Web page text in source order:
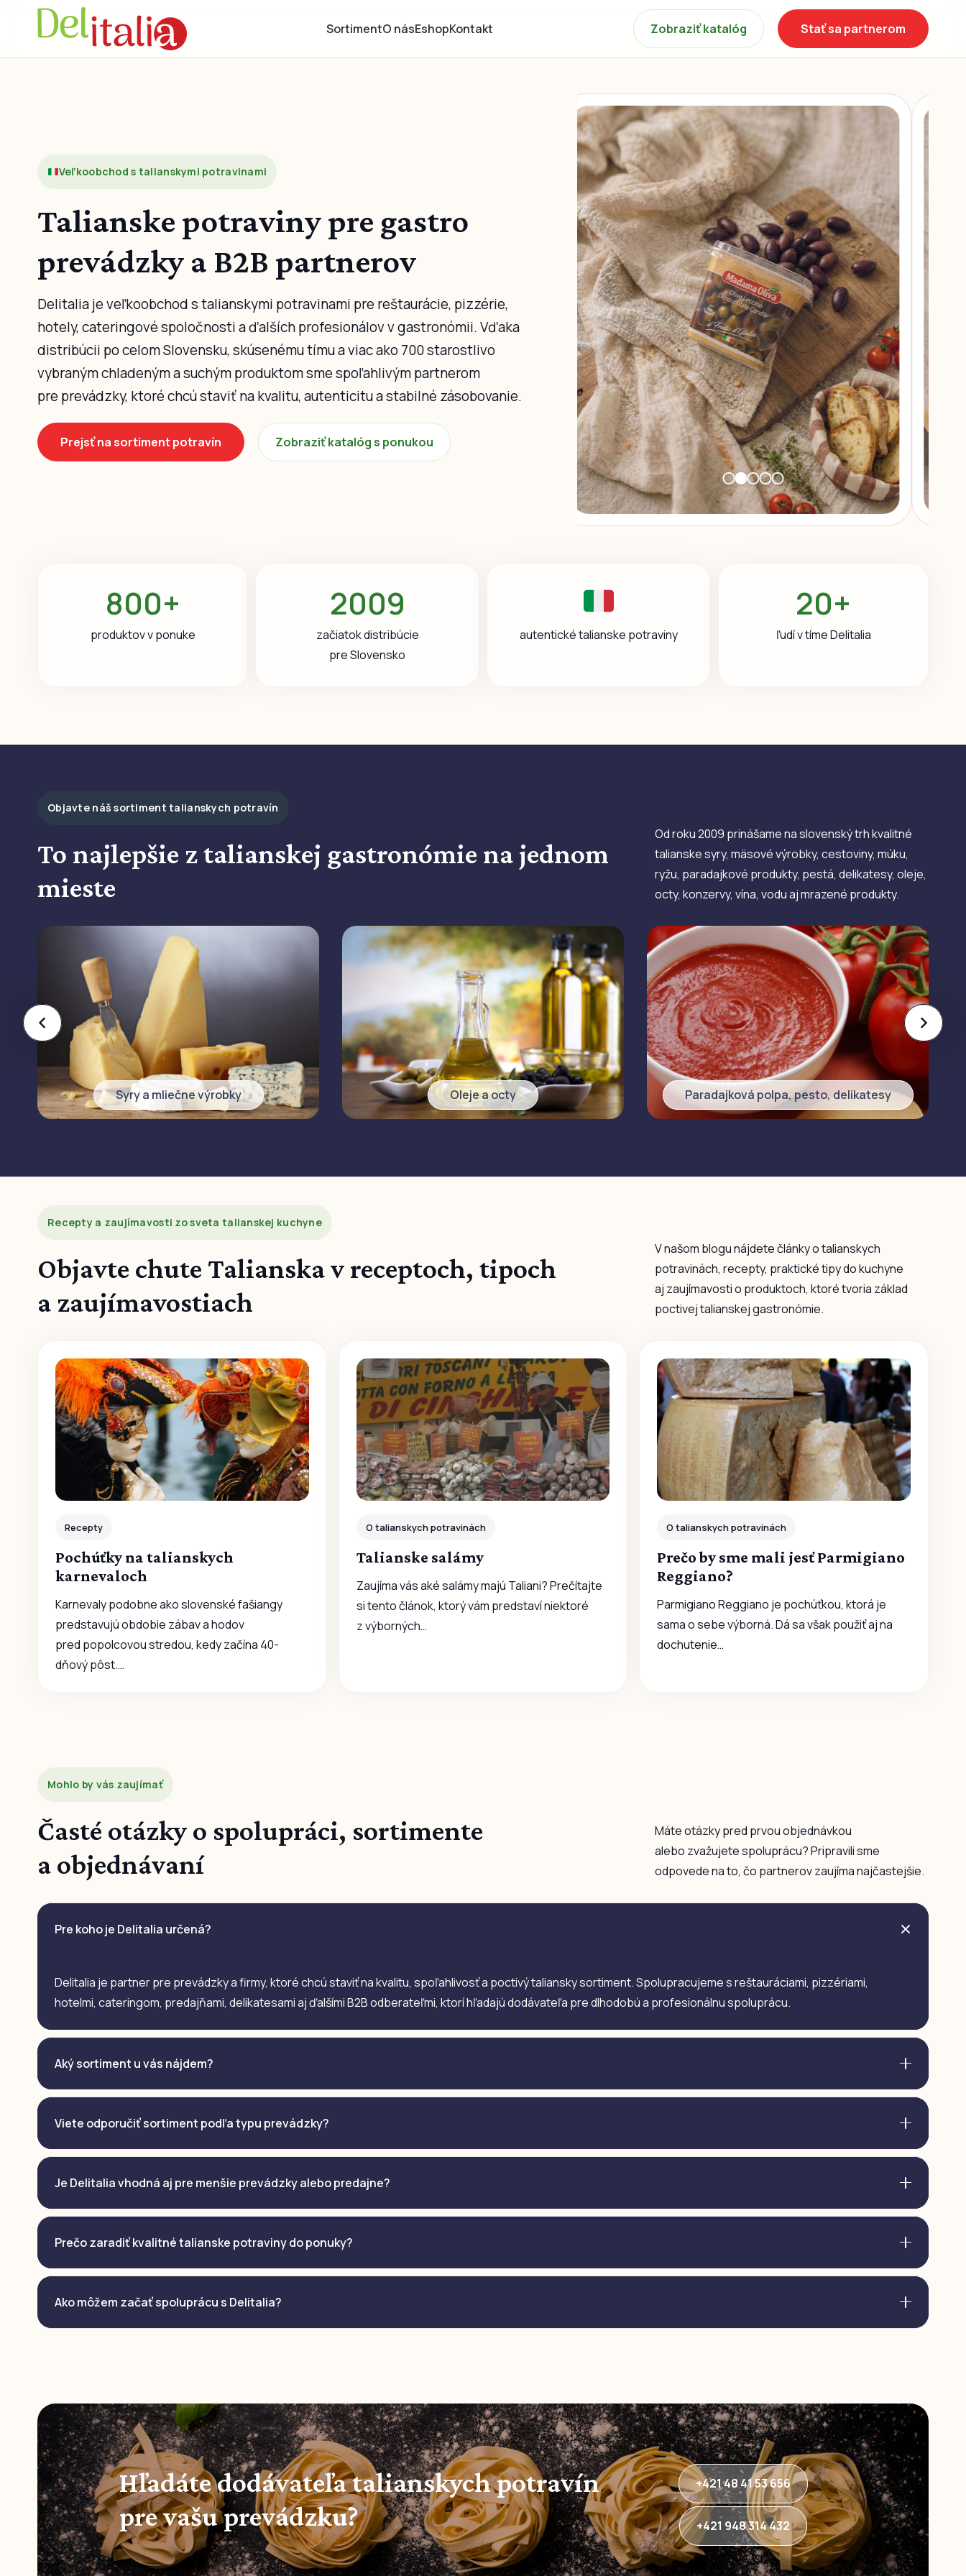
SortimentO násEshopKontakt Zobraziť katalóg Stať sa partnerom
Veľkoobchod s talianskymi potravinami
Talianske potraviny pre gastro
prevádzky a B2B partnerov
Delitalia je veľkoobchod s talianskymi potravinami pre reštaurácie, pizzérie,
hotely, cateringové spoločnosti a ďalších profesionálov v gastronómii. Vďaka
distribúcii po celom Slovensku, skúsenému tímu a viac ako 700 starostlivo
vybraným chladeným a suchým produktom sme spoľahlivým partnerom
pre prevádzky, ktoré chcú staviť na kvalitu, autenticitu a stabilné zásobovanie.
Prejsť na sortiment potravín Zobraziť katalóg s ponukou
800+
produktov v ponuke
2009
začiatok distribúcie
pre Slovensko
autentické talianske potraviny
20+
ľudí v tíme Delitalia
Objavte náš sortiment talianskych potravín
To najlepšie z talianskej gastronómie na jednom
mieste
Od roku 2009 prinášame na slovenský trh kvalitné
talianske syry, mäsové výrobky, cestoviny, múku,
ryžu, paradajkové produkty, pestá, delikatesy, oleje,
octy, konzervy, vína, vodu aj mrazené produkty.
Syry a mliečne výrobky Oleje a octy Paradajková polpa, pesto, delikatesy
Recepty a zaujímavosti zo sveta talianskej kuchyne
Objavte chute Talianska v receptoch, tipoch
a zaujímavostiach
V našom blogu nájdete články o talianskych
potravinách, recepty, praktické tipy do kuchyne
aj zaujímavosti o produktoch, ktoré tvoria základ
poctivej talianskej gastronómie.
Recepty
Pochúťky na talianskych
karnevaloch
Karnevaly podobne ako slovenské fašiangy
predstavujú obdobie zábav a hodov
pred popolcovou stredou, kedy začína 40-
dňový pôst.…
O talianskych potravinách
Talianske salámy
Zaujíma vás aké salámy majú Taliani? Prečítajte
si tento článok, ktorý vám predstaví niektoré
z výborných…
O talianskych potravinách
Prečo by sme mali jesť Parmigiano
Reggiano?
Parmigiano Reggiano je pochúťkou, ktorá je
sama o sebe výborná. Dá sa však použiť aj na
dochutenie…
Mohlo by vás zaujímať
Časté otázky o spolupráci, sortimente
a objednávaní
Máte otázky pred prvou objednávkou
alebo zvažujete spoluprácu? Pripravili sme
odpovede na to, čo partnerov zaujíma najčastejšie.
Pre koho je Delitalia určená?
Delitalia je partner pre prevádzky a firmy, ktoré chcú staviť na kvalitu, spoľahlivosť a poctivý taliansky sortiment. Spolupracujeme s reštauráciami, pizzériami,
hotelmi, cateringom, predajňami, delikatesami aj ďalšími B2B odberateľmi, ktorí hľadajú dodávateľa pre dlhodobú a profesionálnu spoluprácu.
Aký sortiment u vás nájdem?
Viete odporučiť sortiment podľa typu prevádzky?
Je Delitalia vhodná aj pre menšie prevádzky alebo predajne?
Prečo zaradiť kvalitné talianske potraviny do ponuky?
Ako môžem začať spoluprácu s Delitalia?
Hľadáte dodávateľa talianskych potravín
pre vašu prevádzku?
+421 48 41 53 656
+421 948 314 432